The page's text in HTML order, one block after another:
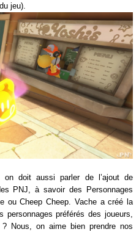
jeu).
doit aussi parler de l’ajout de
PNJ, à savoir des Personnages
ou Cheep Cheep. Vache a créé la
préférés des joueurs,
Nous, on aime bien prendre nos